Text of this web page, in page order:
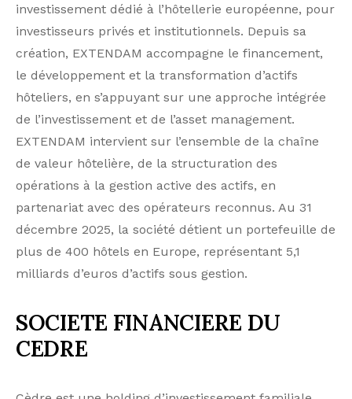
investissement dédié à l’hôtellerie européenne, pour
investisseurs privés et institutionnels. Depuis sa
création, EXTENDAM accompagne le financement,
le développement et la transformation d’actifs
hôteliers, en s’appuyant sur une approche intégrée
de l’investissement et de l’asset management.
EXTENDAM intervient sur l’ensemble de la chaîne
de valeur hôtelière, de la structuration des
opérations à la gestion active des actifs, en
partenariat avec des opérateurs reconnus. Au 31
décembre 2025, la société détient un portefeuille de
plus de 400 hôtels en Europe, représentant 5,1
milliards d’euros d’actifs sous gestion.
SOCIETE FINANCIERE DU
CEDRE